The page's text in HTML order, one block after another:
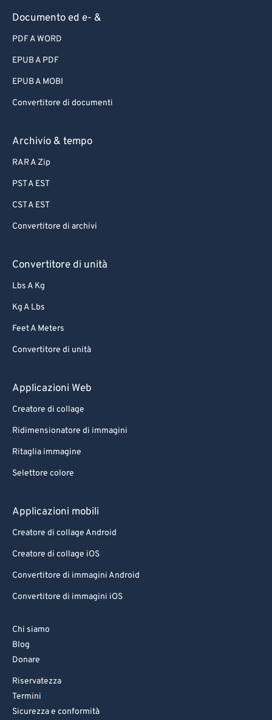
Documento ed e- &
PDF A WORD
EPUB A PDF
EPUB A MOBI
Convertitore di documenti
Archivio & tempo
RAR A Zip
PST A EST
CST A EST
Convertitore di archivi
Convertitore di unità
Lbs A Kg
Kg A Lbs
Feet A Meters
Convertitore di unità
Applicazioni Web
Creatore di collage
Ridimensionatore di immagini
Ritaglia immagine
Selettore colore
Applicazioni mobili
Creatore di collage Android
Creatore di collage iOS
Convertitore di immagini Android
Convertitore di immagini iOS
Chi siamo
Blog
Donare
Riservatezza
Termini
Sicurezza e conformità